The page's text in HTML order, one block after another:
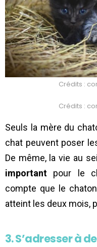
Crédits :
Crédits :
Seuls la mère du
chat peuvent poser
De même, la vie au
important pour le
compte que le
atteint les deux mois,
3. S’adresser à